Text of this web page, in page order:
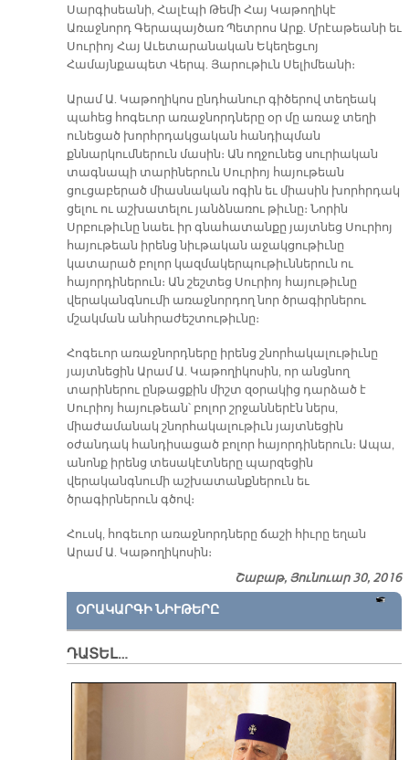
Սարգիսեանի, Հալէպի Թեմի Հայ Կաթողիկէ
Առաջնորդ Գերապայծառ Պետրոս Արք. Մրէաթեանի եւ
Սուրիոյ Հայ Աւետարանական Եկեղեցւոյ
Համայնքապետ Վերպ. Յարութիւն Սելիմեանի։
Արամ Ա. Կաթողիկոս ընդհանուր գիծերով տեղեակ
պահեց հոգեւոր առաջնորդները օր մը առաջ տեղի
ունեցած խորհրդակցական հանդիպման
քննարկումներուն մասին։ Ան ողջունեց սուրիական
տագնապի տարիներուն Սուրիոյ հայութեան
ցուցաբերած միասնական ոգին եւ միասին խորհրդակ
ցելու ու աշխատելու յանձնառու թիւնը։ Նորին
Սրբութիւնը նաեւ իր գնահատանքը յայտնեց Սուրիոյ
հայութեան իրենց նիւթական աջակցութիւնը
կատարած բոլոր կազմակերպութիւններուն ու
հայորդիներուն։ Ան շեշտեց Սուրիոյ հայութիւնը
վերականգնումի առաջնորդող նոր ծրագիրներու
մշակման անհրաժեշտութիւնը։
Հոգեւոր առաջնորդները իրենց շնորհակալութիւնը
յայտնեցին Արամ Ա. Կաթողիկոսին, որ անցնող
տարիներու ընթացքին միշտ զօրակից դարձած է
Սուրիոյ հայութեան՝ բոլոր շրջաններէն ներս,
միաժամանակ շնորհակալութիւն յայտնեցին
օժանդակ հանդիսացած բոլոր հայորդիներուն։ Ապա,
անոնք իրենց տեսակէտները պարզեցին
վերականգնումի աշխատանքներուն եւ
ծրագիրներուն գծով։
Հուսկ, հոգեւոր առաջնորդները ճաշի հիւրը եղան
Արամ Ա. Կաթողիկոսին։
Շաբաթ, Յունուար 30, 2016
ՕՐԱԿԱՐԳԻ ՆԻՒԹԵՐԸ
ԴԱՏԵԼ…